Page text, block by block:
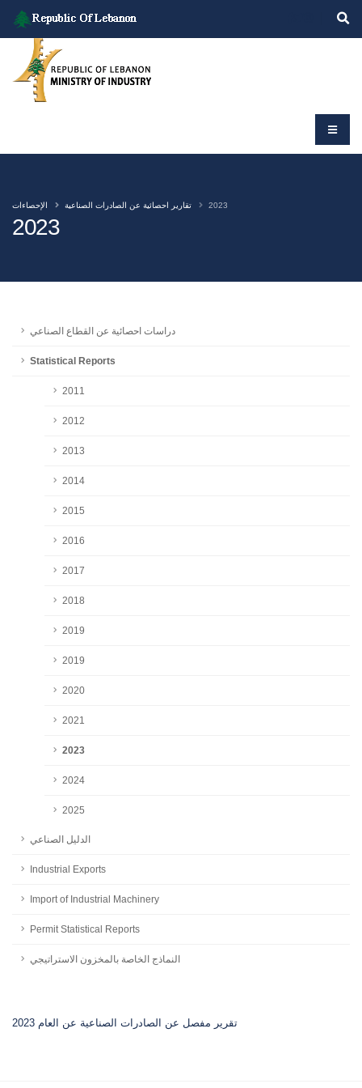
2023
الإحصاءات تقارير احصائية عن الصادرات الصناعية 2023
دراسات احصائية عن القطاع الصناعي
Statistical Reports
2011
2012
2013
2014
2015
2016
2017
2018
2019
2019
2020
2021
2023
2024
2025
الدليل الصناعي
Industrial Exports
Import of Industrial Machinery
Permit Statistical Reports
النماذج الخاصة بالمخزون الاستراتيجي
تقرير مفصل عن الصادرات الصناعية عن العام 2023